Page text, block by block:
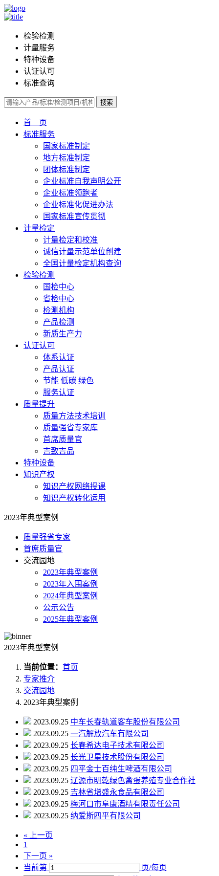
检验检测
计量服务
特种设备
认证认可
标准查询
搜索
首 页
标准服务
国家标准制定
地方标准制定
团体标准制定
企业标准自我声明公开
企业标准领跑者
企业标准化促进办法
国家标准宣传贯彻
计量检定
计量检定和校准
诚信计量示范单位创建
全国计量检定机构查询
检验检测
国检中心
省检中心
检测机构
产品检测
新质生产力
认证认可
体系认证
产品认证
节能 低碳 绿色
服务认证
质量提升
质量方法技术培训
质量强省专家库
首席质量官
吉致吉品
特种设备
知识产权
知识产权网络授课
知识产权转化运用
2023年典型案例
质量强省专家
首席质量官
交流园地
2023年典型案例
2023年入围案例
2024年典型案例
公示公告
2025年典型案例
2023年典型案例
当前位置： 首页
专家推介
交流园地
2023年典型案例
2023.09.25 中车长春轨道客车股份有限公司
2023.09.25 一汽解放汽车有限公司
2023.09.25 长春希达电子技术有限公司
2023.09.25 长光卫星技术股份有限公司
2023.09.25 四平金士百纯生啤酒有限公司
2023.09.25 辽源市明乾绿色禽蛋养殖专业合作社
2023.09.25 吉林省增盛永食品有限公司
2023.09.25 梅河口市阜康酒精有限责任公司
2023.09.25 纳爱斯四平有限公司
« 上一页
1
下一页 »
当前第
页/每页